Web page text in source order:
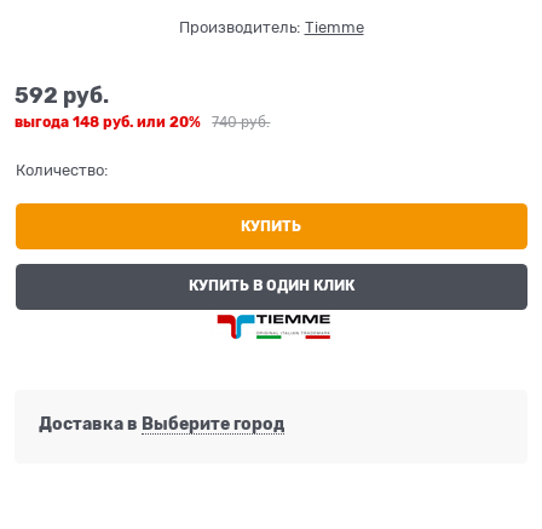
Производитель: Tiemme
740 руб.
592 руб.
выгода 148 руб. или 20%
Количество:
КУПИТЬ
КУПИТЬ В ОДИН КЛИК
Доставка в Выберите город